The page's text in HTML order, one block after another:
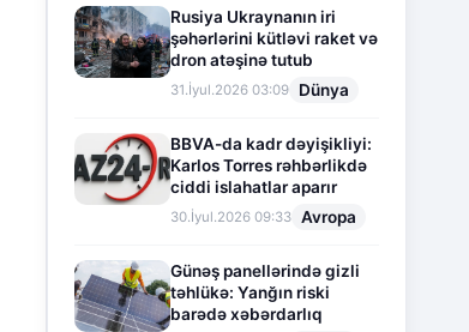
Rusiya Ukraynanın iri
şəhərlərini kütləvi raket və
dron atəşinə tutub
31.İyul.2026 03:09 Dünya
BBVA-da kadr dəyişikliyi:
Karlos Torres rəhbərlikdə
ciddi islahatlar aparır
30.İyul.2026 09:33 Avropa
Günəş panellərində gizli
təhlükə: Yanğın riski
barədə xəbərdarlıq